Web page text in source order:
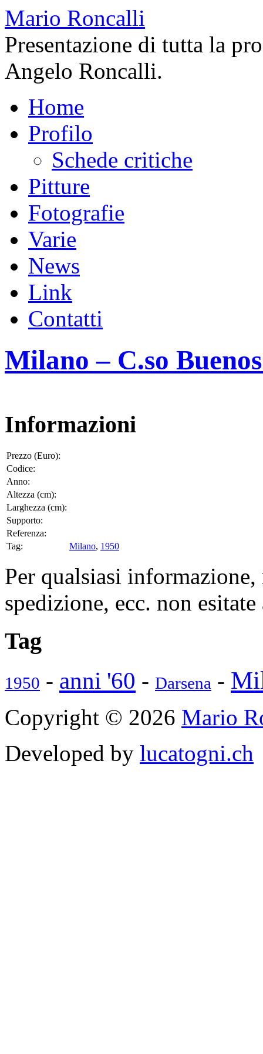
Mario Roncalli
Presentazione di tutta la
Angelo Roncalli.
Home
Profilo
Schede critiche
Pitture
Fotografie
Varie
News
Link
Contatti
Milano – C.so
Informazioni
Prezzo (Euro):
Codice:
Anno:
Altezza (cm):
Larghezza (cm):
Supporto:
Referenza:
Tag:
Milano, 1950
Per qualsiasi informazione,
spedizione, ecc. non
Tag
1950 - anni '60 - Darsena -
Copyright © 2026 Mario
Developed by lucatogni.ch